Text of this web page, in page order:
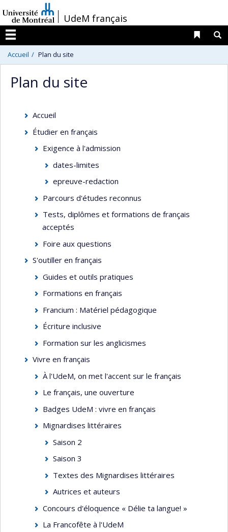
au
contenu
/UdeM français
Menu
Liens
Accueil Plan du site
Plan du site
Accueil
Étudier en français
Exigence à l'admission
dates-limites
epreuve-redaction
Parcours d'études reconnus
Tests, diplômes et formations de français
acceptés
Foire aux questions
S'outiller en français
Guides et outils pratiques
Formations en français
Francium : Matériel pédagogique
Écriture inclusive
Formation sur les anglicismes
Vivre en français
À l'UdeM, on met l'accent sur le français
Le français, une ouverture
Badges UdeM : vivre en français
Mignardises littéraires
Saison 2
Saison 3
Textes des Mignardises littéraires
Autrices et auteurs
Concours d'éloquence « Délie ta langue! »
La Francofête à l'UdeM